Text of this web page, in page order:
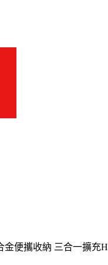
金便攜收納 三合一擴充